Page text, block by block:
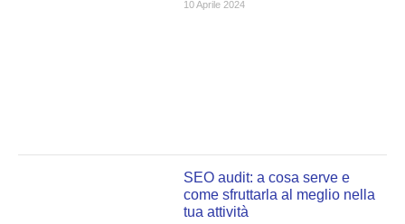
10 Aprile 2024
SEO audit: a cosa serve e
come sfruttarla al meglio nella
tua attività